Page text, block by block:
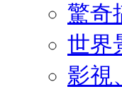
驚奇
世界
影視